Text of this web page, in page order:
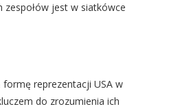
zespołów jest w siatkówce
reprezentacji USA w
do zrozumienia ich